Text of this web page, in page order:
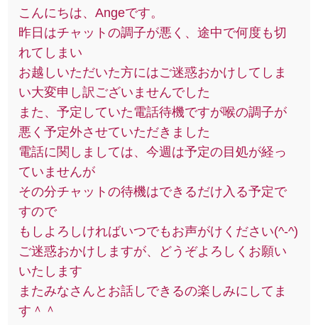
こんにちは、Angeです。
昨日はチャットの調子が悪く、途中で何度も切
れてしまい
お越しいただいた方にはご迷惑おかけしてしま
い大変申し訳ございませんでした
また、予定していた電話待機ですが喉の調子が
悪く予定外させていただきました
電話に関しましては、今週は予定の目処が経っ
ていませんが
その分チャットの待機はできるだけ入る予定で
すので
もしよろしければいつでもお声がけください(^-^)
ご迷惑おかけしますが、どうぞよろしくお願い
いたします
またみなさんとお話しできるの楽しみにしてま
す＾＾